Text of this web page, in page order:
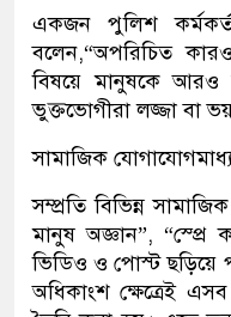
একজন পুলিশ
বলেন,“অপরিচিত
বিষয়ে মানুষকে
ভুক্তভোগীরা লজ্জা বা
সামাজিক
সম্প্রতি বিভিন্ন
মানুষ অজ্ঞান”, “স্প্রে
ভিডিও ও পোস্ট ছড়িয়ে
অধিকাংশ ক্ষেত্রেই